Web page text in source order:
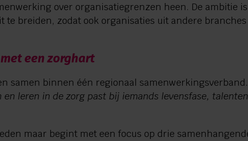
over organisatiegrenzen heen. De ambitie
te breiden, zodat ook organisaties uit andere branches
een zorghart
samen binnen één regionaal samenwerkingsverband.
en leren in de zorg past bij iemands levensfase,
maar begint met een focus op drie